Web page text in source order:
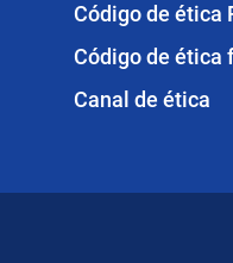
Código de ética
Código de ética
Canal de ética